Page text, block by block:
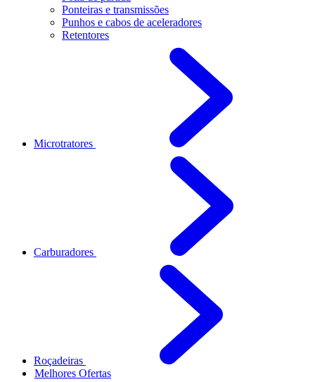
Ponteiras e transmissões
Punhos e cabos de aceleradores
Retentores
Microtratores
Carburadores
Roçadeiras
Melhores Ofertas